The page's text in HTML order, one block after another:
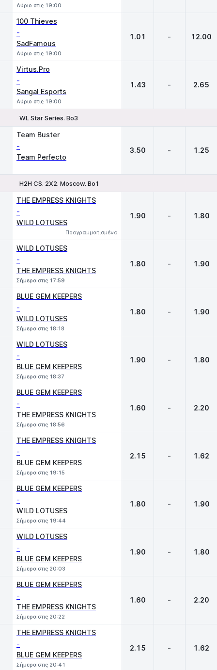
Αύριο στις 19:00
100 Thieves
-
SadFamous
Αύριο στις 19:00
1.01 - 12.00
Virtus.Pro
-
Sangal Esports
Αύριο στις 19:00
1.43 - 2.65
WL Star Series. Bo3
Team Buster
-
Team Perfecto
3.50 - 1.25
H2H CS. 2X2. Moscow. Bo1
THE EMPRESS KNIGHTS
-
WILD LOTUSES
Προγραμματισμένο
1.90 - 1.80
WILD LOTUSES
-
THE EMPRESS KNIGHTS
Σήμερα στις 17:59
1.80 - 1.90
BLUE GEM KEEPERS
-
WILD LOTUSES
Σήμερα στις 18:18
1.80 - 1.90
WILD LOTUSES
-
BLUE GEM KEEPERS
Σήμερα στις 18:37
1.90 - 1.80
BLUE GEM KEEPERS
-
THE EMPRESS KNIGHTS
Σήμερα στις 18:56
1.60 - 2.20
THE EMPRESS KNIGHTS
-
BLUE GEM KEEPERS
Σήμερα στις 19:15
2.15 - 1.62
BLUE GEM KEEPERS
-
WILD LOTUSES
Σήμερα στις 19:44
1.80 - 1.90
WILD LOTUSES
-
BLUE GEM KEEPERS
Σήμερα στις 20:03
1.90 - 1.80
BLUE GEM KEEPERS
-
THE EMPRESS KNIGHTS
Σήμερα στις 20:22
1.60 - 2.20
THE EMPRESS KNIGHTS
-
BLUE GEM KEEPERS
Σήμερα στις 20:41
2.15 - 1.62